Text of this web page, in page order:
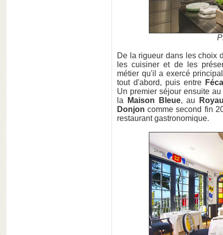
De la rigueur dans les choix
les cuisiner et de les
métier qu'il a exercé
tout d'abord, puis entre
Un premier séjour ensuite au
la
Maison Bleue, au
Donjoncomme second fin
restaurant gastronomique.